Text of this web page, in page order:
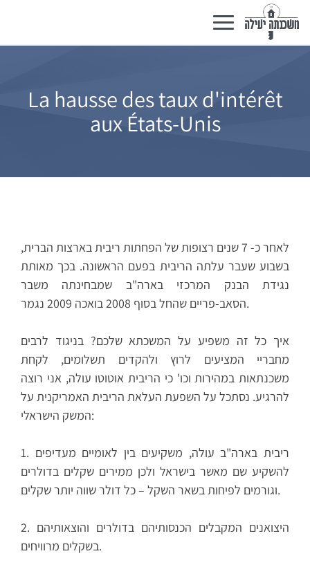
Basculer
la
navigation
La hausse des taux d'intérêt
aux États-Unis
לאחר כ- 7 שנים רצופות של הפחתות ריבית בארצות הברית,
בשבוע שעבר עלתה הריבית בפעם הראשונה. בכך מאותת
נגידת הבנק המרכזי בארה"ב שמבחינתה משבר
הסאב-פריים שהחל בסוף 2008 בואכה 2009 נגמר.
איך כל זה משפיע על המשכתא שלכם? בניגוד לרבים
מחבריי המציעים לרוץ ולהקדים תשלומים, לקחת
משכנתאות במהירות וכו' כי הריבית אוטוטו עולה, אני רוצה
להרגיע. נסתכל על השפעת העלאת הריבית האמריקנית על
המשק הישראלי:
1. ריבית בארה"ב עולה, משקיעים בין לאומיים מעדיפים
להשקיע שם מאשר בישראל ולכן ממירים שקלים בדולרים
וגורמים לפיחות בשאר השקל – כל דולר שווה יותר שקלים.
2. היצואנים המקבלים הכנסותיהם בדולרים והוצאותיהם
בשקלים מרוויחים.